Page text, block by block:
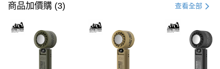
信用卡一次付款
LINE Pay
Apple Pay
商品加價購 (3) 查看全部